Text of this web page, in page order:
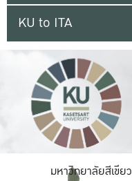
KU to ITA
มหาวิทยาลัยสีเขียว